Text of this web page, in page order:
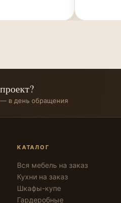
в день обращения
КАТАЛОГ
Вся мебель на заказ
Кухни на заказ
Шкафы-купе
Гардеробные